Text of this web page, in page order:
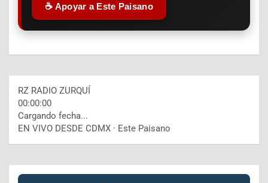
☕ Apoyar a Este Paisano
RZ RADIO ZURQUÍ
00:00:00
Cargando fecha...
EN VIVO DESDE CDMX · Este Paisano